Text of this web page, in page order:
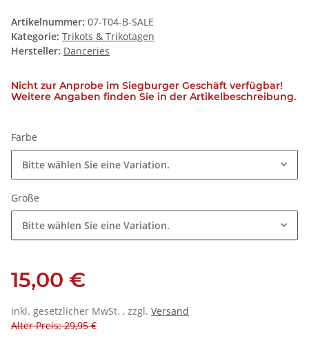
Artikelnummer: 07-T04-B-SALE
Kategorie: Trikots & Trikotagen
Hersteller: Danceries
Nicht zur Anprobe im Siegburger Geschäft verfügbar!
Weitere Angaben finden Sie in der Artikelbeschreibung.
Farbe
Bitte wählen Sie eine Variation.
Größe
Bitte wählen Sie eine Variation.
15,00 €
inkl. gesetzlicher MwSt. , zzgl. Versand
Alter Preis: 29,95 €